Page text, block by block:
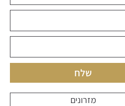
שלח
מזרונים